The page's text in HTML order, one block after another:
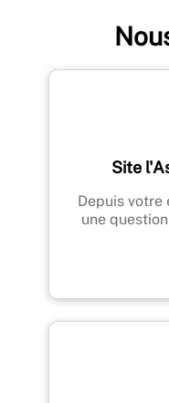
Site
Depuis votre
une